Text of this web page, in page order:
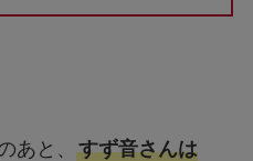
あと、 すず音さんは